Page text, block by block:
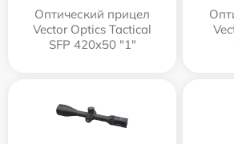
Оптический прицел
Vector Optics Tactical
SFP 420x50 "1"